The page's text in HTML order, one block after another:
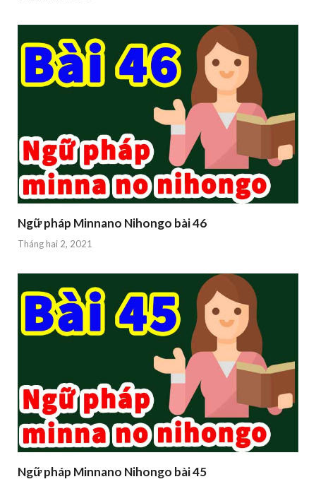
Ngữ pháp Minnano Nihongo bài 46
Tháng hai 2, 2021
Ngữ pháp Minnano Nihongo bài 45